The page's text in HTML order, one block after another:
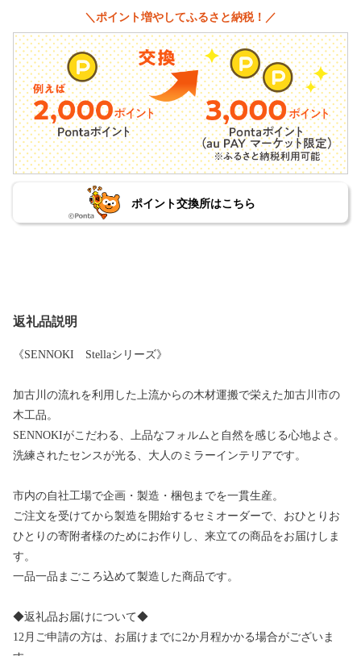
＼ポイント増やしてふるさと納税！／
ポイント交換所はこちら
返礼品説明
《SENNOKI Stellaシリーズ》
加古川の流れを利用した上流からの木材運搬で栄えた加古川市の
木工品。
SENNOKIがこだわる、上品なフォルムと自然を感じる心地よさ。
洗練されたセンスが光る、大人のミラーインテリアです。
市内の自社工場で企画・製造・梱包までを一貫生産。
ご注文を受けてから製造を開始するセミオーダーで、おひとりお
ひとりの寄附者様のためにお作りし、来立ての商品をお届けしま
す。
一品一品まごころ込めて製造した商品です。
◆返礼品お届けについて◆
12月ご申請の方は、お届けまでに2か月程かかる場合がございま